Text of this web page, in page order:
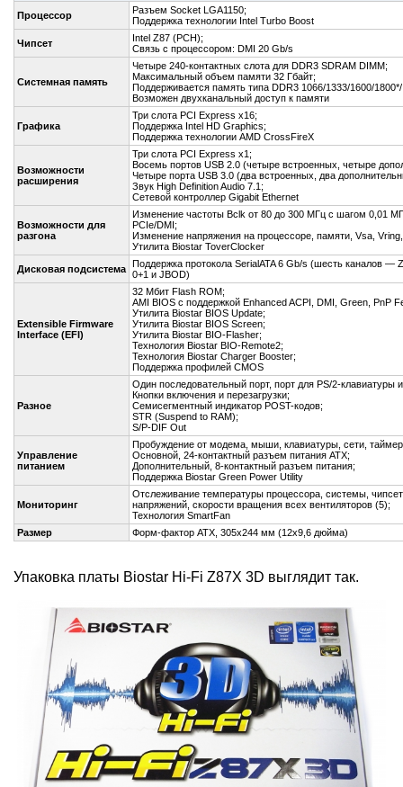
Процессор
Разъем Socket LGA1150;
Поддержка технологии Intel Turbo Boost
Чипсет
Intel Z87 (PCH);
Связь с процессором: DMI 20 Gb/s
Системная память
Четыре 240-контактных слота для DDR3 SDRAM DIMM;
Максимальный объем памяти 32 Гбайт;
Поддерживается память типа DDR3 1066/1333/1600/
Возможен двухканальный доступ к памяти
Графика
Три слота PCI Express x16;
Поддержка Intel HD Graphics;
Поддержка технологии AMD CrossFireX
Возможности
расширения
Три слота PCI Express x1;
Восемь портов USB 2.0 (четыре встроенных, четыре
Четыре порта USB 3.0 (два встроенных, два
Звук High Definition Audio 7.1;
Сетевой контроллер Gigabit Ethernet
Возможности для
разгона
Изменение частоты Bclk от 80 до 300 МГц с шагом 0,01
PCIe/DMI;
Изменение напряжения на процессоре, памяти, Vsa,
Утилита Biostar ToverClocker
Дисковая подсистема
Поддержка протокола SerialATA 6 Gb/s (шесть каналов —
0+1 и JBOD)
Extensible Firmware
Interface (EFI)
32 Мбит Flash ROM;
AMI BIOS с поддержкой Enhanced ACPI, DMI, Green, PnP
Утилита Biostar BIOS Update;
Утилита Biostar BIOS Screen;
Утилита Biostar BIO-Flasher;
Технология Biostar BIO-Remote2;
Технология Biostar Charger Booster;
Поддержка профилей CMOS
Разное
Один последовательный порт, порт для PS/2-клавиатуры
Кнопки включения и перезагрузки;
Семисегментный индикатор POST-кодов;
STR (Suspend to RAM);
S/P-DIF Out
Управление
питанием
Пробуждение от модема, мыши, клавиатуры, сети,
Основной, 24-контактный разъем питания ATX;
Дополнительный, 8-контактный разъем питания;
Поддержка Biostar Green Power Utility
Мониторинг
Отслеживание температуры процессора, системы,
напряжений, скорости вращения всех вентиляторов (5);
Технология SmartFan
Размер
Форм-фактор ATX, 305x244 мм (12x9,6 дюйма)
Упаковка платы Biostar Hi-Fi Z87X 3D выглядит так.